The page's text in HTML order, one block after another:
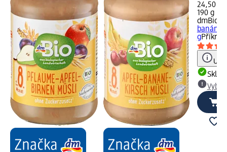
24,50 Kč
190 g
dmBio
banán,
gPříkrmy